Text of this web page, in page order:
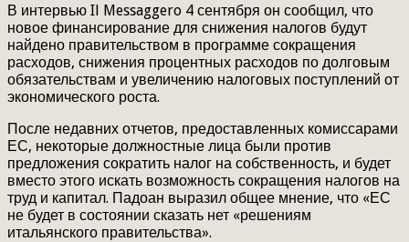
В интервью Il Messaggero 4 сентября он сообщил, что
новое финансирование для снижения налогов будут
найдено правительством в программе сокращения
расходов, снижения процентных расходов по долговым
обязательствам и увеличению налоговых поступлений от
экономического роста.
После недавних отчетов, предоставленных комиссарами
ЕС, некоторые должностные лица были против
предложения сократить налог на собственность, и будет
вместо этого искать возможность сокращения налогов на
труд и капитал. Падоан выразил общее мнение, что «ЕС
не будет в состоянии сказать нет «решениям
итальянского правительства».